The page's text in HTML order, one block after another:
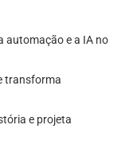
automação e a IA no
transforma
e projeta